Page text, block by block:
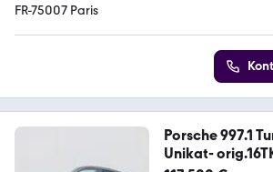
FR-75007 Paris
Porsche 997.1
Unikat-